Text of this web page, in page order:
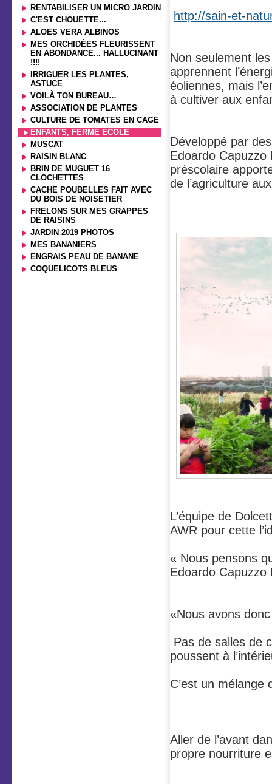
RENTABILISER UN MICRO JARDIN
C'EST CHOUETTE...
ALOES VERA ALBINOS
MES ORCHIDÉES FLEURISSENT
EN ABONDANCE... HALLUCINANT
!!!!
IRRIGUER LES PLANTES,
ASTUCE
VOILÀ TON BUREAU…
ASSOCIATION DE PLANTES
CULTURE DE TOMATES EN CAGE
ENFANTS, FERME ÉCOLE
MUSCAT
RAISIN BLANC
BRIN DE MUGUET 16
CLOCHETTES
CACHE POUBELLES FAIT AVEC
DU BOIS DE NOISETIER
FRELONS SUR MES GRAPPES
DE RAISINS
JARDIN 2019 PHOTOS
MES BANANIERS
ENGRAIS PEAU DE BANANE
COQUELICOTS BLEUS
http://sain-et-
Non seulement
apprennent
éoliennes, mais
à cultiver aux
Développé par
Edoardo Capuzzo
préscolaire
de l’agriculture
L’équipe de
AWR pour cette
« Nous pensons
Edoardo
«Nous avons
Pas de salles de
poussent à
C’est un mélange
Aller de l’avant
propre nourriture